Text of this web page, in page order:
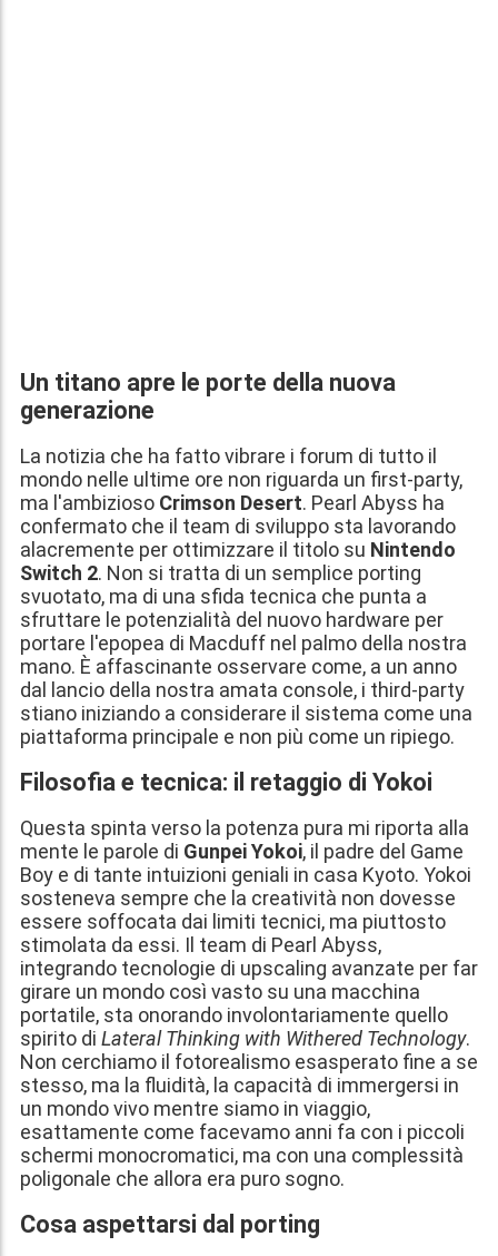
Un titano apre le porte della nuova
generazione
La notizia che ha fatto vibrare i forum di tutto il
mondo nelle ultime ore non riguarda un first-party,
ma l'ambizioso Crimson Desert. Pearl Abyss ha
confermato che il team di sviluppo sta lavorando
alacremente per ottimizzare il titolo su Nintendo
Switch 2. Non si tratta di un semplice porting
svuotato, ma di una sfida tecnica che punta a
sfruttare le potenzialità del nuovo hardware per
portare l'epopea di Macduff nel palmo della nostra
mano. È affascinante osservare come, a un anno
dal lancio della nostra amata console, i third-party
stiano iniziando a considerare il sistema come una
piattaforma principale e non più come un ripiego.
Filosofia e tecnica: il retaggio di Yokoi
Questa spinta verso la potenza pura mi riporta alla
mente le parole di Gunpei Yokoi, il padre del Game
Boy e di tante intuizioni geniali in casa Kyoto. Yokoi
sosteneva sempre che la creatività non dovesse
essere soffocata dai limiti tecnici, ma piuttosto
stimolata da essi. Il team di Pearl Abyss,
integrando tecnologie di upscaling avanzate per far
girare un mondo così vasto su una macchina
portatile, sta onorando involontariamente quello
spirito di Lateral Thinking with Withered Technology.
Non cerchiamo il fotorealismo esasperato fine a se
stesso, ma la fluidità, la capacità di immergersi in
un mondo vivo mentre siamo in viaggio,
esattamente come facevamo anni fa con i piccoli
schermi monocromatici, ma con una complessità
poligonale che allora era puro sogno.
Cosa aspettarsi dal porting